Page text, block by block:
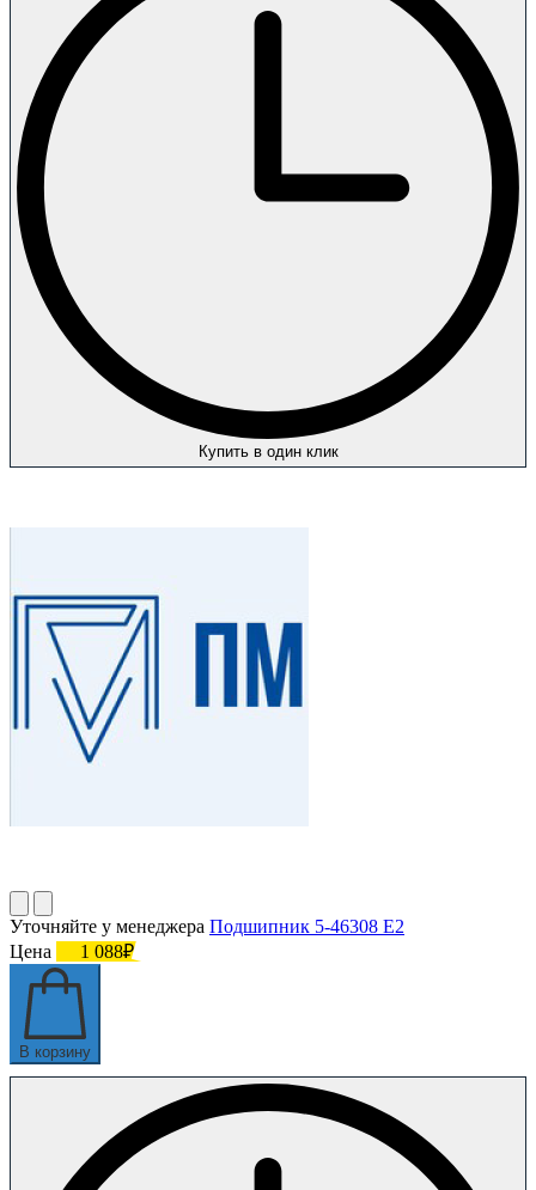
Купить в один клик
Уточняйте у менеджера Подшипник 5-46308 Е2
Цена
1 088₽
В корзину